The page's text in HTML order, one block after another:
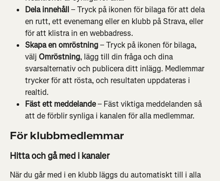
Dela innehåll – Tryck på ikonen för bilaga för att dela
en rutt, ett evenemang eller en klubb på Strava, eller
för att klistra in en webbadress.
Skapa en omröstning – Tryck på ikonen för bilaga,
välj Omröstning, lägg till din fråga och dina
svarsalternativ och publicera ditt inlägg. Medlemmar
trycker för att rösta, och resultaten uppdateras i
realtid.
Fäst ett meddelande – Fäst viktiga meddelanden så
att de förblir synliga i kanalen för alla medlemmar.
För klubbmedlemmar
Hitta och gå med i kanaler
När du går med i en klubb läggs du automatiskt till i alla